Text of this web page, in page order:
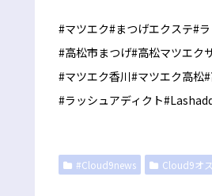
#マツエク#まつげエクステ#
#高松市まつげ#高松マツエク
#マツエク香川#マツエク高松
#ラッシュアディクト
#Cloud9news Cloud9オ